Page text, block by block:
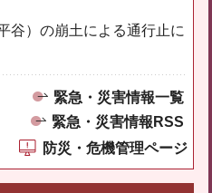
谷）の崩土による通行止に
緊急・災害情報一覧
緊急・災害情報RSS
防災・危機管理ページ